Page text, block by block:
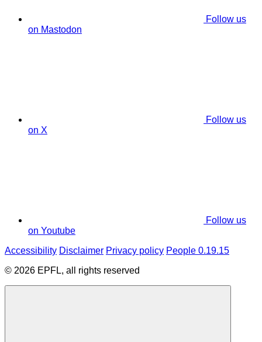
Follow us
on Mastodon
Follow us
on X
Follow us
on Youtube
Accessibility Disclaimer Privacy policy People 0.19.15
© 2026 EPFL, all rights reserved